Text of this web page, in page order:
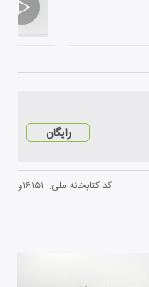
رایگان
کد کتابخانه ملی: ۱۶۱۵۱و